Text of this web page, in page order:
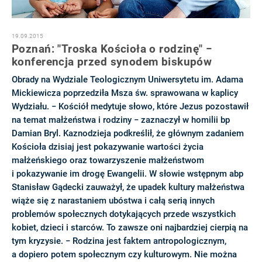
19.09.2015
Poznań: "Troska Kościoła o rodzinę" −
konferencja przed synodem biskupów
Obrady na Wydziale Teologicznym Uniwersytetu im. Adama
Mickiewicza poprzedziła Msza św. sprawowana w kaplicy
Wydziału. − Kościół medytuje słowo, które Jezus pozostawił
na temat małżeństwa i rodziny − zaznaczył w homilii bp
Damian Bryl. Kaznodzieja podkreślił, że głównym zadaniem
Kościoła dzisiaj jest pokazywanie wartości życia
małżeńskiego oraz towarzyszenie małżeństwom
i pokazywanie im drogę Ewangelii. W słowie wstępnym abp
Stanisław Gądecki zauważył, że upadek kultury małżeństwa
wiąże się z narastaniem ubóstwa i całą serią innych
problemów społecznych dotykających przede wszystkich
kobiet, dzieci i starców. To zawsze oni najbardziej cierpią na
tym kryzysie. − Rodzina jest faktem antropologicznym,
a dopiero potem społecznym czy kulturowym. Nie można